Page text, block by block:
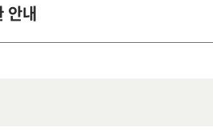
안내